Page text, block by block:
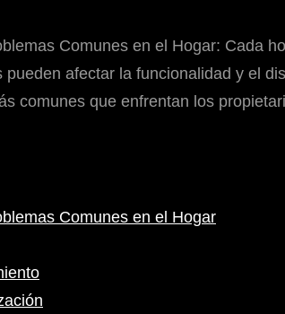
Comunes en el Hogar: Cada
pueden afectar la funcionalidad y el
comunes que enfrentan los
Comunes en el Hogar